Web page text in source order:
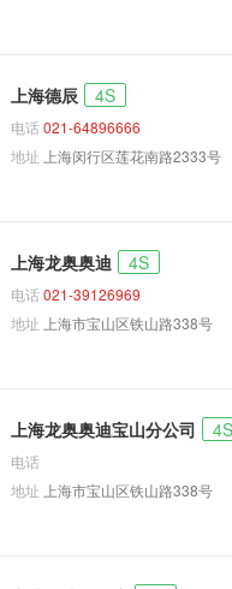
上海德辰 4S
电话021-64896666
地址 上海闵行区莲花南路2333号
上海龙奥奥迪 4S
电话021-39126969
地址 上海市宝山区铁山路338号
上海龙奥奥迪宝山分公司 4S
电话
地址 上海市宝山区铁山路338号